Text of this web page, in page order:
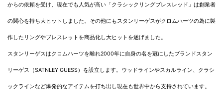
からの依頼を受け、現在でも人気が高い「クラシックリングブレスレッド」は創業者
の関心を持ち大ヒットしました。その他にもスタンリーゲスがクロムハーツの為に製
作したリングやブレスレットを商品化し大ヒットを遂げました。
スタンリーゲスはクロムハーツを離れ2000年に自身の名を冠にしたブランドスタン
リーゲス（SATNLEY GUESS）を設立します。ウッドラインやスカルライン、クラシ
ックラインなど爆発的なアイテムを打ち出し現在も世界中から支持されています。